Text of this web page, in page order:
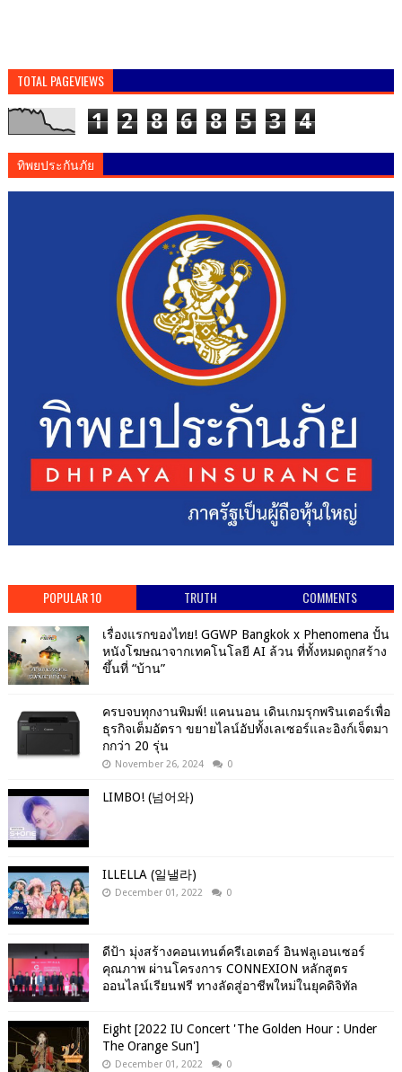
TOTAL PAGEVIEWS
1 2 8 6 8 5 3 4
ทิพยประกันภัย
POPULAR 10 TRUTH COMMENTS
เรื่องแรกของไทย! GGWP Bangkok x Phenomena ปั้น
หนังโฆษณาจากเทคโนโลยี AI ล้วน ที่ทั้งหมดถูกสร้าง
ขึ้นที่ “บ้าน”
ครบจบทุกงานพิมพ์! แคนนอน เดินเกมรุกพรินเตอร์เพื่อ
ธุรกิจเต็มอัตรา ขยายไลน์อัปทั้งเลเซอร์และอิงก์เจ็ตมา
กกว่า 20 รุ่น
November 26, 2024 0
LIMBO! (넘어와)
ILLELLA (일낼라)
December 01, 2022 0
ดีป้า มุ่งสร้างคอนเทนต์ครีเอเตอร์ อินฟลูเอนเซอร์
คุณภาพ ผ่านโครงการ CONNEXION หลักสูตร
ออนไลน์เรียนฟรี ทางลัดสู่อาชีพใหม่ในยุคดิจิทัล
Eight [2022 IU Concert 'The Golden Hour : Under
The Orange Sun']
December 01, 2022 0